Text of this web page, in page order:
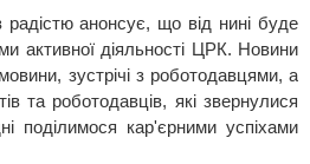
радістю анонсує, що від нині буде
активної діяльності ЦРК. Новини
зустрічі з роботодавцями, а
та роботодавців, які звернулися
поділимося кар'єрними успіхами